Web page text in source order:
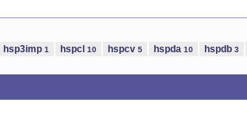
hsp3imp 1 hspcl 10 hspcv 5 hspda 10 hspdb 3